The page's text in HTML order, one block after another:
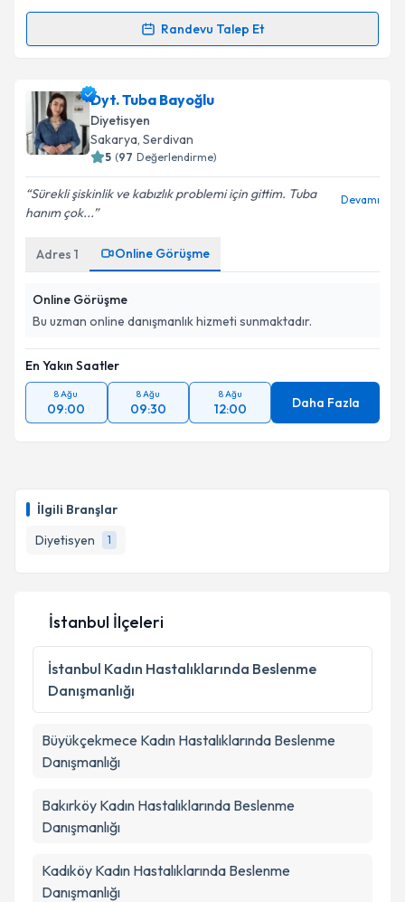
İlgili Branşlar
Diyetisyen
1
Randevu Talep Et
Randevu Takvimi Talebi
Dyt. Yasin Güngöriçin randevu takvimi talebi
oluşturun. Size bu uzmandan randevu almanız için bir
takvim hazırlandığında e-posta ile bilgilendireceğiz.
Kişisel verilerimin işlenmesine ilişkin
Metni'ni okudum ve kişisel verilerimin belirtilen
kapsamda işlenmesini kabul ediyorum.
Takvim Talebini Gönder
Dyt. Tuba Bayoğlu
Diyetisyen
Sakarya, Serdivan
5 (97 Değerlendirme)
Sürekli şiskinlik ve kabızlık problemi için gittim. Tuba
hanım çok...
Devamı
Adres 1 Online Görüşme
Online Görüşme
Bu uzman online danışmanlık hizmeti sunmaktadır.
En Yakın Saatler
8 Ağu
09:00
8 Ağu
09:30
8 Ağu
12:00 Daha Fazla
İstanbul İlçeleri
İstanbul Kadın Hastalıklarında Beslenme
Danışmanlığı
Büyükçekmece Kadın Hastalıklarında Beslenme
Danışmanlığı
Bakırköy Kadın Hastalıklarında Beslenme
Danışmanlığı
Kadıköy Kadın Hastalıklarında Beslenme
Danışmanlığı